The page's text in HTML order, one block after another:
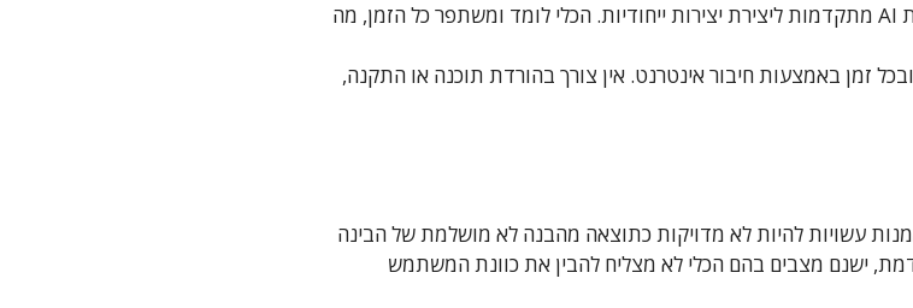
: שימוש בטכנולוגיות AI מתקדמות ליצירת יצירות ייחודיות. הכלי לומד ומשתפר כל הזמן, מה
זמן באמצעות חיבור אינטרנט. אין צורך בהורדת תוכנה או התקנה,
עשויות להיות לא מדויקות כתוצאה מהבנה לא מושלמת של הבינה
ישנם מצבים בהם הכלי לא מצליח להבין את כוונת המשתמש